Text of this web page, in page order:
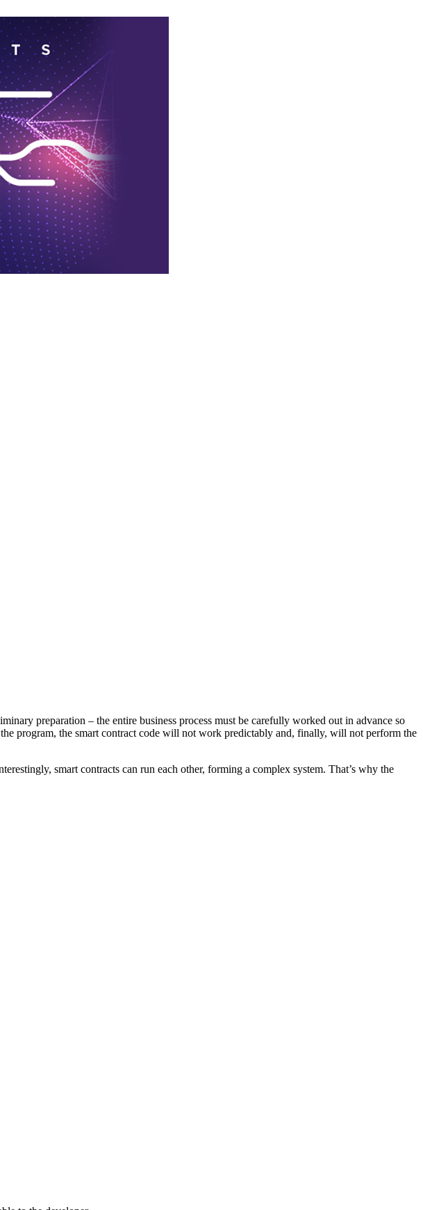
preparation – the entire business process must be carefully worked out in advance so
program, the smart contract code will not work predictably and, finally, will not perform the
smart contracts can run each other, forming a complex system. That’s why the